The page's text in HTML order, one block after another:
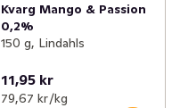
Kvarg Mango & Passion
0,2%
150 g, Lindahls
11,95 kr
79,67 kr /kg